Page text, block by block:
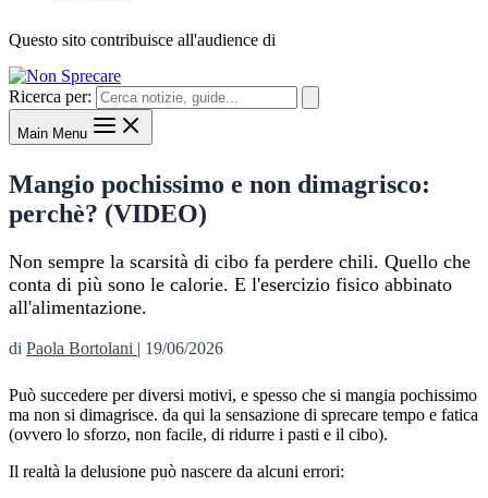
Questo sito contribuisce all'audience di
Ricerca per:
Main Menu
Mangio pochissimo e non dimagrisco:
perchè? (VIDEO)
Non sempre la scarsità di cibo fa perdere chili. Quello che
conta di più sono le calorie. E l'esercizio fisico abbinato
all'alimentazione.
di Paola Bortolani | 19/06/2026
Può succedere per diversi motivi, e spesso che si mangia pochissimo
ma non si dimagrisce. da qui la sensazione di sprecare tempo e fatica
(ovvero lo sforzo, non facile, di ridurre i pasti e il cibo).
Il realtà la delusione può nascere da alcuni errori: